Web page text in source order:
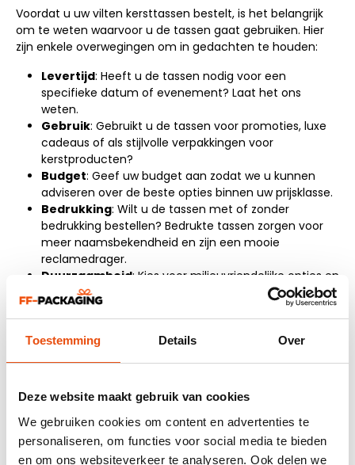
Toestemming Details Over
Deze website maakt gebruik van cookies
We gebruiken cookies om content en advertenties te
personaliseren, om functies voor social media te bieden
en om ons websiteverkeer te analyseren. Ook delen we
Voordat u uw vilten kersttassen bestelt, is het belangrijk
om te weten waarvoor u de tassen gaat gebruiken. Hier
zijn enkele overwegingen om in gedachten te houden:
Levertijd: Heeft u de tassen nodig voor een
specifieke datum of evenement? Laat het ons
weten.
Gebruik: Gebruikt u de tassen voor promoties, luxe
cadeaus of als stijlvolle verpakkingen voor
kerstproducten?
Budget: Geef uw budget aan zodat we u kunnen
adviseren over de beste opties binnen uw prijsklasse.
Bedrukking: Wilt u de tassen met of zonder
bedrukking bestellen? Bedrukte tassen zorgen voor
meer naamsbekendheid en zijn een mooie
reclamedrager.
Duurzaamheid: Kies voor milieuvriendelijke opties en
draag bij aan een beter milieu.
10 redenen om vilten
kersttassen te kopen
elegante en feestelijke look.
Stevig en duurzaam
: Geschikt voor het dragen van
zwaardere geschenken.
Zacht en stijlvol: Voelt aangenaam aan en ziet er